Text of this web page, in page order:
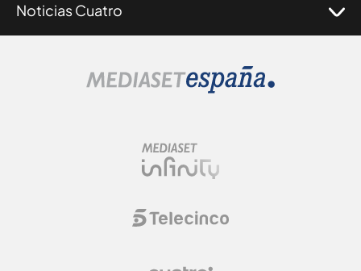
Noticias Cuatro